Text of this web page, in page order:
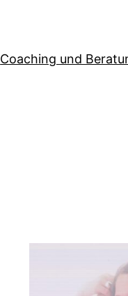
Coaching und